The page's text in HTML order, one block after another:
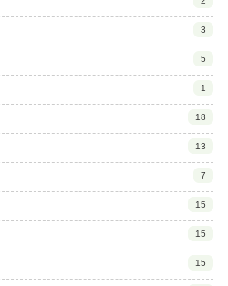
3
5
1
18
13
7
15
15
15